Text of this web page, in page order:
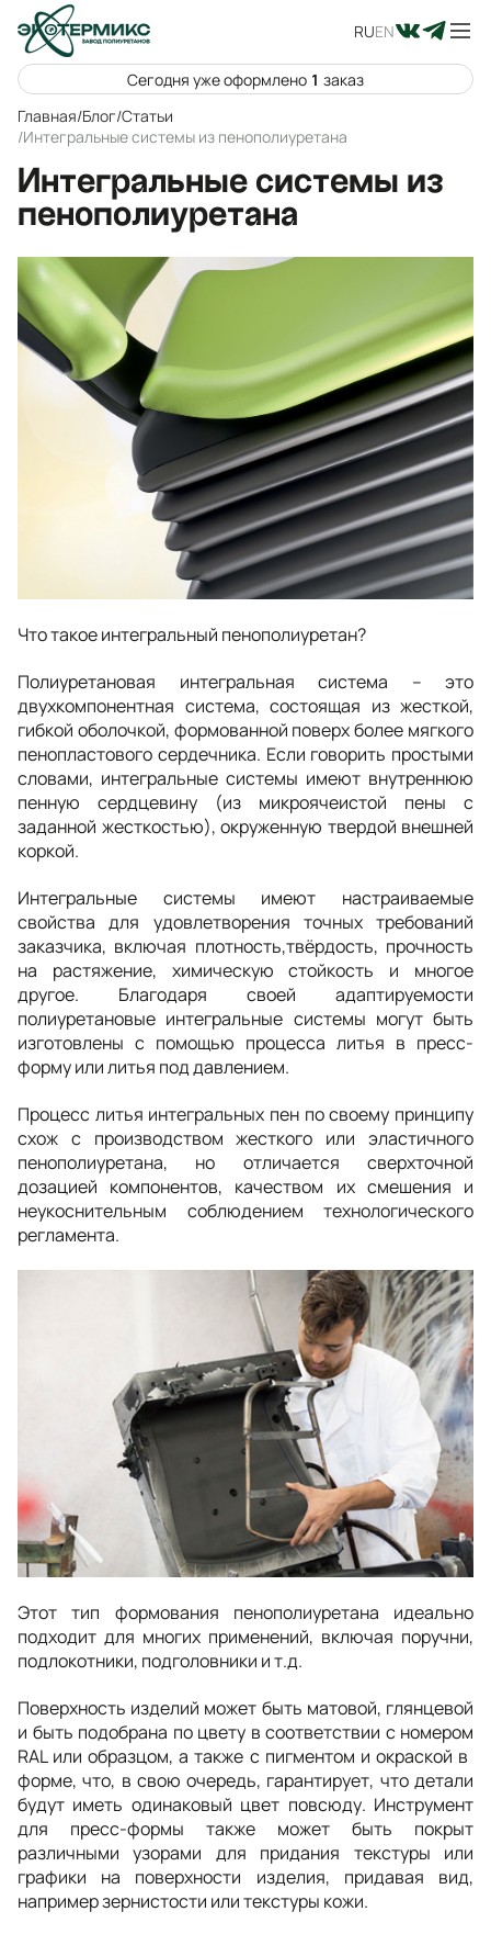
RUEN
Сегодня уже оформлено 1 заказ
Главная/Блог/Статьи
/Интегральные системы из пенополиуретана
Интегральные системы из
пенополиуретана
Что такое интегральный пенополиуретан?
Полиуретановая интегральная система – это
двухкомпонентная система, состоящая из жесткой,
гибкой оболочкой, формованной поверх более мягкого
пенопластового сердечника. Если говорить простыми
словами, интегральные системы имеют внутреннюю
пенную сердцевину (из микроячеистой пены с
заданной жесткостью), окруженную твердой внешней
коркой.
Интегральные системы имеют настраиваемые
свойства для удовлетворения точных требований
заказчика, включая плотность,твёрдость, прочность
на растяжение, химическую стойкость и многое
другое. Благодаря своей адаптируемости
полиуретановые интегральные системы могут быть
изготовлены с помощью процесса литья в пресс-
форму или литья под давлением.
Процесс литья интегральных пен по своему принципу
схож с производством жесткого или эластичного
пенополиуретана, но отличается сверхточной
дозацией компонентов, качеством их смешения и
неукоснительным соблюдением технологического
регламента.
Этот тип формования пенополиуретана идеально
подходит для многих применений, включая поручни,
подлокотники, подголовники и т.д.
Поверхность изделий может быть матовой, глянцевой
и быть подобрана по цвету в соответствии с номером
RAL или образцом, а также с пигментом и окраской в ​​​​
форме, что, в свою очередь, гарантирует, что детали
будут иметь одинаковый цвет повсюду. Инструмент
для пресс-формы также может быть покрыт
различными узорами для придания текстуры или
графики на поверхности изделия, придавая вид,
например зернистости или текстуры кожи.